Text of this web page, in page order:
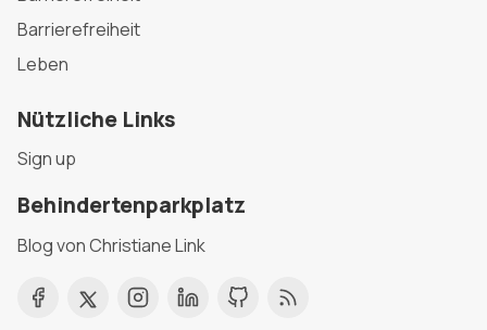
Barrierefreiheit
Leben
Nützliche Links
Sign up
Behindertenparkplatz
Blog von Christiane Link